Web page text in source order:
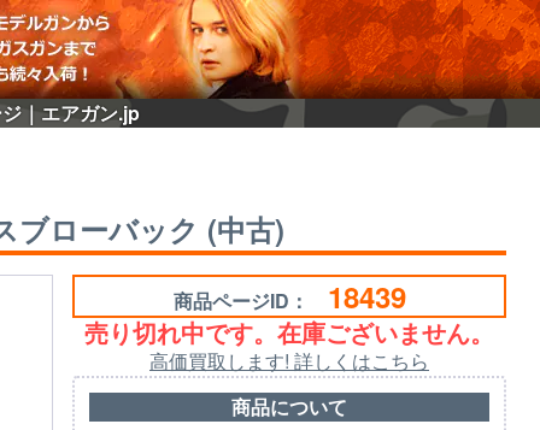
｜エアガン.jp
ブローバック (中古)
商品ページID： 18439
売り切れ中です。在庫ございません。
高価買取します! 詳しくはこちら
商品について